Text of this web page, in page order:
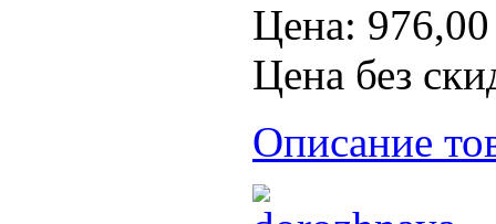
Цена:
Цена без
Описание